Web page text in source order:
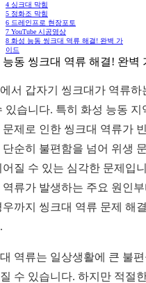
4 싱크대 막힘
5 정화조 막힘
6 드레인프로 현장포토
7 YouTube 시공영상
8 화성 능동 씽크대 역류 해결! 완벽 가
이드
능동 씽크대 역류 해결! 완벽
서 갑자기 씽크대가 역류
있습니다. 특히 화성 능동
문제로 인한 씽크대 역류가
단순히 불편함을 넘어 위생
어질 수 있는 심각한 문제입
역류가 발생하는 주요 원인
우까지 씽크대 역류 문제 해
역류는 일상생활에 큰 불
수 있습니다. 하지만 적절